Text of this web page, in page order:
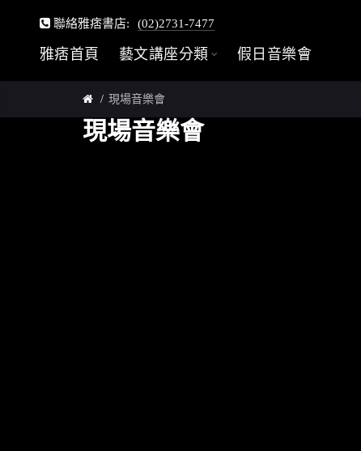
聯絡雅痞書店: (02)2731-7477
雅痞首頁 藝文講座分類 假日音樂會
現場音樂會
現場音樂會